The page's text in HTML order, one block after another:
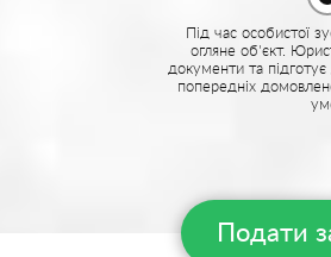
Під час особистої
огляне об'єкт.
документи та підготує
попередніх
Подати